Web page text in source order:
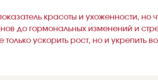
красоты и ухоженности, но
до гормональных изменений и
только ускорить рост, но и